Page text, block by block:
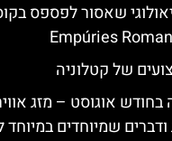
שאסור לפספס
Empúries
של קטלוניה
בחודש אוגוסט – מזג
ודברים שמיוחדים